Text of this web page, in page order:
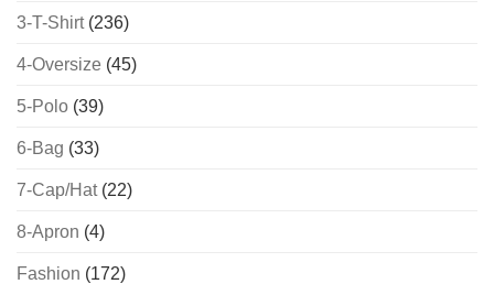
3-T-Shirt(236)
4-Oversize (45)
5-Polo (39)
6-Bag (33)
7-Cap/Hat(22)
8-Apron (4)
Fashion (172)